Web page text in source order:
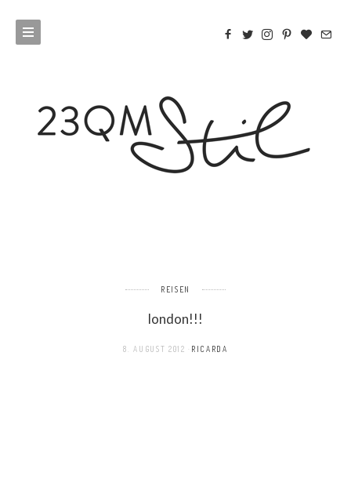
REISEN
london!!!
8. AUGUST 2012 RICARDA